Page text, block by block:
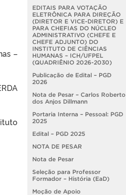
–
EDITAIS PARA VOTAÇÃO
ELETRÔNICA PARA DIREÇÃO
(DIRETOR E VICE-DIRETOR) E
PARA CHEFIAS DO NÚCLEO
ADMINISTRATIVO (CHEFE E
CHEFE ADJUNTO) DO
INSTITUTO DE CIÊNCIAS
HUMANAS – ICH/UFPEL
(QUADRIÊNIO 2026-2030)
Publicação de Edital – PGD
2026
Nota de Pesar – Carlos Roberto
dos Anjos Dillmann
Portaria Interna – Pessoal: PGD
2025
Edital – PGD 2025
NOTA DE PESAR
Nota de Pesar
Seleção para Professor
Formador – História (EaD)
Moção de Apoio